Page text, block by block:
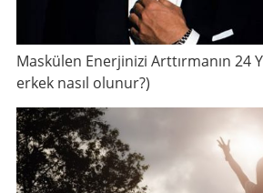
Maskülen Enerjinizi Arttırmanın 24
erkek nasıl olunur?)